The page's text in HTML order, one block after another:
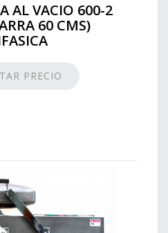
AL VACIO 600-2
60 CMS)
PRECIO